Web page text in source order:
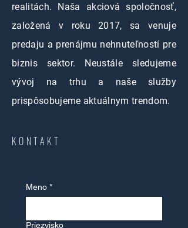
realitách. Naša akciová spoločnosť,
založená v roku 2017, sa venuje
predaju a prenájmu nehnuteľností pre
biznis sektor. Neustále sledujeme
vývoj na trhu a naše služby
prispôsobujeme aktuálnym trendom.
KONTAKT
Meno *
Priezvisko